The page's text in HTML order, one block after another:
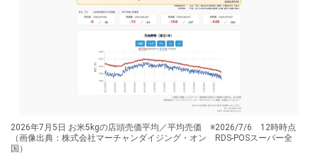
2026年7月5日 お米5kgの店頭売価平均／平均売価 ※2026/7/6 12時時点
（画像出典：株式会社マーチャンダイジング・オン RDS-POSスーパー全
国）